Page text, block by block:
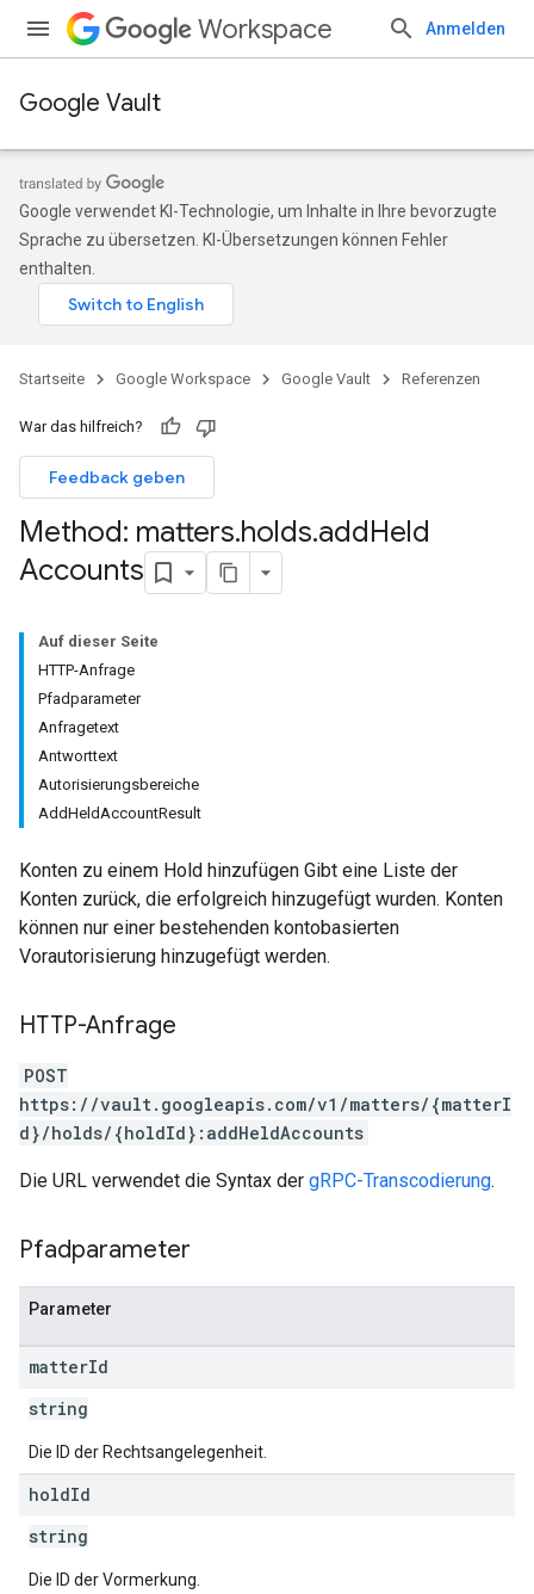
Workspace Anmelden
Google Vault
Google verwendet KI-Technologie, um Inhalte in Ihre bevorzugte
Sprache zu übersetzen. KI-Übersetzungen können Fehler
enthalten.
Startseite Google Workspace Google Vault Referenzen
War das hilfreich?
Feedback geben
Method: matters.holds.addHeld
Accounts
Auf dieser Seite
HTTP-Anfrage
Pfadparameter
Anfragetext
Antworttext
Autorisierungsbereiche
AddHeldAccountResult
Konten zu einem Hold hinzufügen Gibt eine Liste der
Konten zurück, die erfolgreich hinzugefügt wurden. Konten
können nur einer bestehenden kontobasierten
Vorautorisierung hinzugefügt werden.
HTTP-Anfrage
POST
https://vault.googleapis.com/v1/matters/{matterI
d}/holds/{holdId}:addHeldAccounts
Die URL verwendet die Syntax der gRPC-Transcodierung.
Pfadparameter
Parameter
matterId
string
Die ID der Rechtsangelegenheit.
holdId
string
Die ID der Vormerkung.